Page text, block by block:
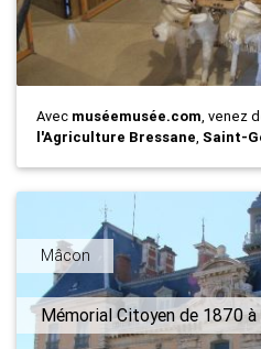
Avec muséemusée.com, venez
l'Agriculture Bressane, Saint-
Mâcon
Mémorial Citoyen de 1870 à